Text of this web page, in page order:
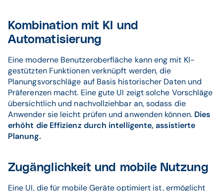
Kombination mit KI und
Automatisierung
Eine moderne Benutzeroberfläche kann eng mit KI-
gestützten Funktionen verknüpft werden, die
Planungsvorschläge auf Basis historischer Daten und
Präferenzen macht. Eine gute UI zeigt solche Vorschläge
übersichtlich und nachvollziehbar an, sodass die
Anwender sie leicht prüfen und anwenden können. Dies
erhöht die Effizienz durch intelligente, assistierte
Planung.
Zugänglichkeit und mobile Nutzung
Eine UI, die für mobile Geräte optimiert ist, ermöglicht